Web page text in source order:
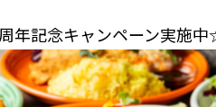
年記念キャンペーン実施